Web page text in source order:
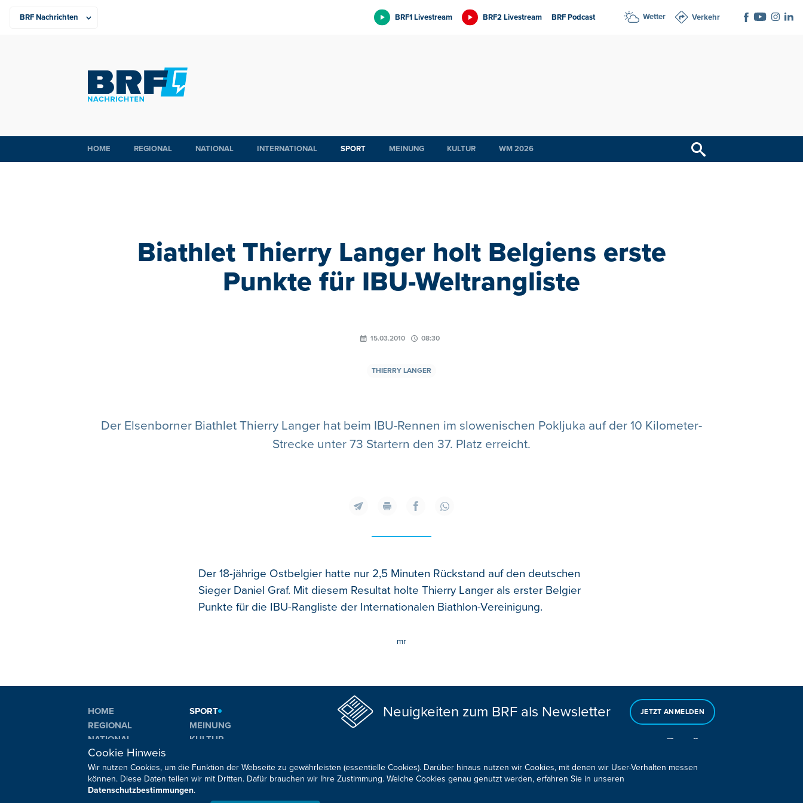
BRF1 Livestream BRF2 Livestream BRF Podcast Wetter Verkehr
HOME REGIONAL NATIONAL INTERNATIONAL SPORT MEINUNG KULTUR WM 2026
Biathlet Thierry Langer holt Belgiens erste
Punkte für IBU-Weltrangliste
15.03.2010 08:30
THIERRY LANGER
Der Elsenborner Biathlet Thierry Langer hat beim IBU-Rennen im slowenischen Pokljuka auf der 10 Kilometer-
Strecke unter 73 Startern den 37. Platz erreicht.
Der 18-jährige Ostbelgier hatte nur 2,5 Minuten Rückstand auf den deutschen
Sieger Daniel Graf. Mit diesem Resultat holte Thierry Langer als erster Belgier
Punkte für die IBU-Rangliste der Internationalen Biathlon-Vereinigung.
mr
HOME
REGIONAL
NATIONAL
INTERNATIONAL
SPORT
MEINUNG
KULTUR
Neuigkeiten zum BRF als Newsletter JETZT ANMELDEN
Sie haben noch Fragen oder Anmerkungen?
Cookie Hinweis
Wir nutzen Cookies, um die Funktion der Webseite zu gewährleisten (essentielle Cookies). Darüber hinaus nutzen wir Cookies, mit denen wir User-Verhalten messen
können. Diese Daten teilen wir mit Dritten. Dafür brauchen wir Ihre Zustimmung. Welche Cookies genau genutzt werden, erfahren Sie in unseren
Datenschutzbestimmungen.